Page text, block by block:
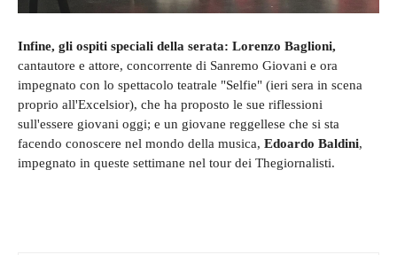
Infine, gli ospiti speciali della serata: Lorenzo Baglioni,
cantautore e attore, concorrente di Sanremo Giovani e ora
impegnato con lo spettacolo teatrale "Selfie" (ieri sera in scena
proprio all'Excelsior), che ha proposto le sue riflessioni
sull'essere giovani oggi; e un giovane reggellese che si sta
facendo conoscere nel mondo della musica, Edoardo Baldini,
impegnato in queste settimane nel tour dei Thegiornalisti.